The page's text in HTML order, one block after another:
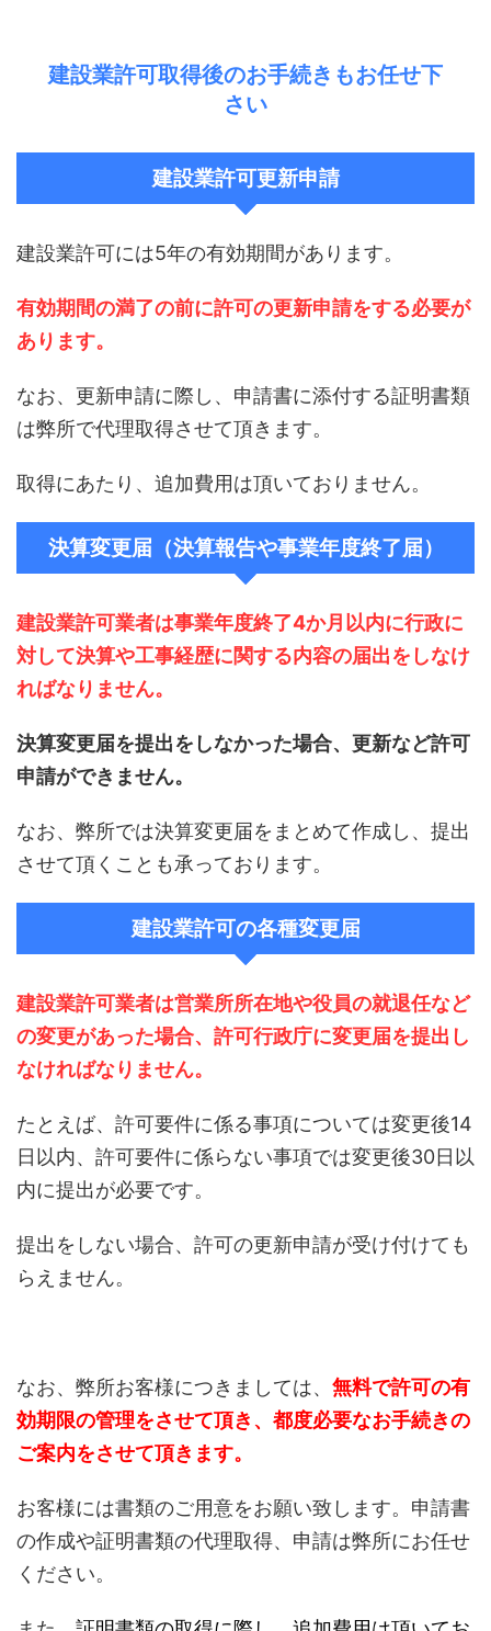
建設業許可取得後のお手続きもお任せ下
さい
建設業許可更新申請
建設業許可には5年の有効期間があります。
有効期間の満了の前に許可の更新申請をする必要が
あります。
なお、更新申請に際し、申請書に添付する証明書類
は弊所で代理取得させて頂きます。
取得にあたり、追加費用は頂いておりません。
決算変更届（決算報告や事業年度終了届）
建設業許可業者は事業年度終了4か月以内に行政に
対して決算や工事経歴に関する内容の届出をしなけ
ればなりません。
決算変更届を提出をしなかった場合、更新など許可
申請ができません。
なお、弊所では決算変更届をまとめて作成し、提出
させて頂くことも承っております。
建設業許可の各種変更届
建設業許可業者は営業所所在地や役員の就退任など
の変更があった場合、許可行政庁に変更届を提出し
なければなりません。
たとえば、許可要件に係る事項については変更後14
日以内、許可要件に係らない事項では変更後30日以
内に提出が必要です。
提出をしない場合、許可の更新申請が受け付けても
らえません。
なお、弊所お客様につきましては、 無料で許可の有
効期限の管理をさせて頂き、都度必要なお手続きの
ご案内をさせて頂きます。
お客様には書類のご用意をお願い致します。申請書
の作成や証明書類の代理取得、申請は弊所にお任せ
ください。